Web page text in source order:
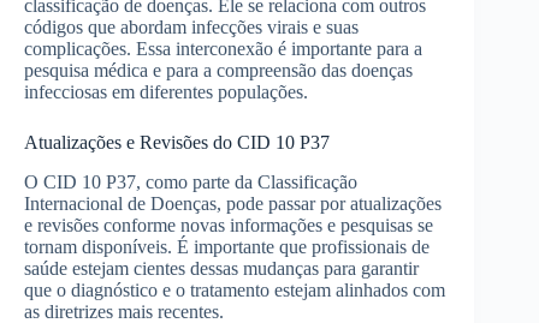
classificação de doenças. Ele se relaciona com outros
códigos que abordam infecções virais e suas
complicações. Essa interconexão é importante para a
pesquisa médica e para a compreensão das doenças
infecciosas em diferentes populações.
Atualizações e Revisões do CID 10 P37
O CID 10 P37, como parte da Classificação
Internacional de Doenças, pode passar por atualizações
e revisões conforme novas informações e pesquisas se
tornam disponíveis. É importante que profissionais de
saúde estejam cientes dessas mudanças para garantir
que o diagnóstico e o tratamento estejam alinhados com
as diretrizes mais recentes.